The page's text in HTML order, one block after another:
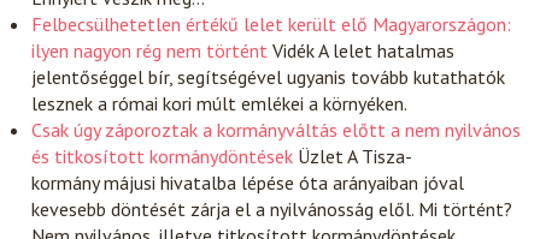
Felbecsülhetetlen értékű lelet került elő Magyarországon:
ilyen nagyon rég nem történt VidékA lelet hatalmas
jelentőséggel bír, segítségével ugyanis tovább kutathatók
lesznek a római kori múlt emlékei a környéken.
Csak úgy záporoztak a kormányváltás előtt a nem nyilvános
és titkosított kormánydöntések Üzlet A Tisza-
kormány májusi hivatalba lépése óta arányaiban jóval
kevesebb döntését zárja el a nyilvánosság elől. Mi történt?